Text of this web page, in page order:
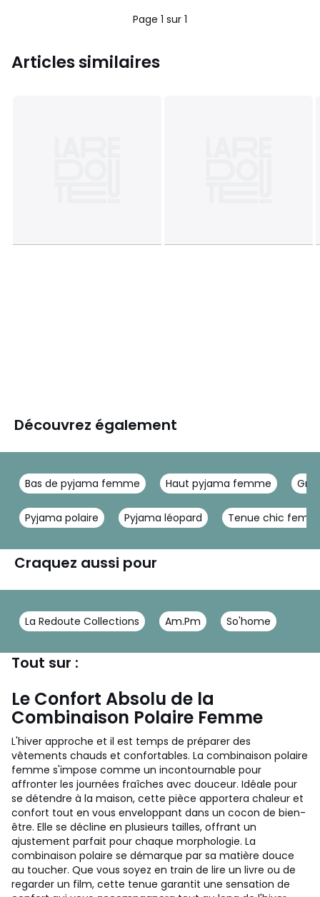
Page 1 sur 1
Articles similaires
Découvrez également
Bas de pyjama femme Haut pyjama femme
Pyjama polaire Pyjama léopard Tenue chic
Craquez aussi pour
La Redoute Collections Am.Pm So'home
Tout sur :
Le Confort Absolu de la
Combinaison Polaire Femme
L'hiver approche et il est temps de préparer des
vêtements chauds et confortables. La combinaison polaire
femme s'impose comme un incontournable pour
affronter les journées fraîches avec douceur. Idéale pour
se détendre à la maison, cette pièce apportera chaleur et
confort tout en vous enveloppant dans un cocon de bien-
être. Elle se décline en plusieurs tailles, offrant un
ajustement parfait pour chaque morphologie. La
combinaison polaire se démarque par sa matière douce
au toucher. Que vous soyez en train de lire un livre ou de
regarder un film, cette tenue garantit une sensation de